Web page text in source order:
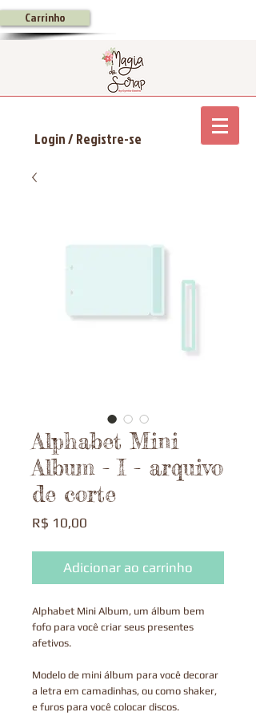
Carrinho
Login / Registre-se
Alphabet Mini
Album - I - arquivo
de corte
R$ 10,00
Adicionar ao carrinho
Alphabet Mini Album, um álbum bem
fofo para você criar seus presentes
afetivos.
Modelo de mini álbum para você decorar
a letra em camadinhas, ou como shaker,
e furos para você colocar discos.